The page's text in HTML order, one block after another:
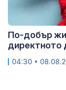
По-добър
директното
04:30 •